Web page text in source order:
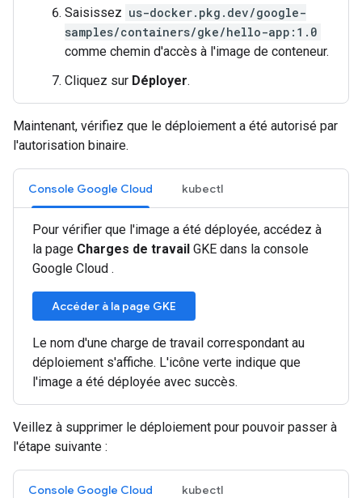
Saisissez us-docker.pkg.dev/google-
samples/containers/gke/hello-app:1.0
comme chemin d'accès à l'image de conteneur.
Cliquez sur Déployer.
Maintenant, vérifiez que le déploiement a été autorisé par
l'autorisation binaire.
Console Google Cloud kubectl
Pour vérifier que l'image a été déployée, accédez à
la page Charges de travail GKE dans la console
Google Cloud .
Accéder à la page GKE
Le nom d'une charge de travail correspondant au
déploiement s'affiche. L'icône verte indique que
l'image a été déployée avec succès.
Veillez à supprimer le déploiement pour pouvoir passer à
l'étape suivante :
Console Google Cloud kubectl